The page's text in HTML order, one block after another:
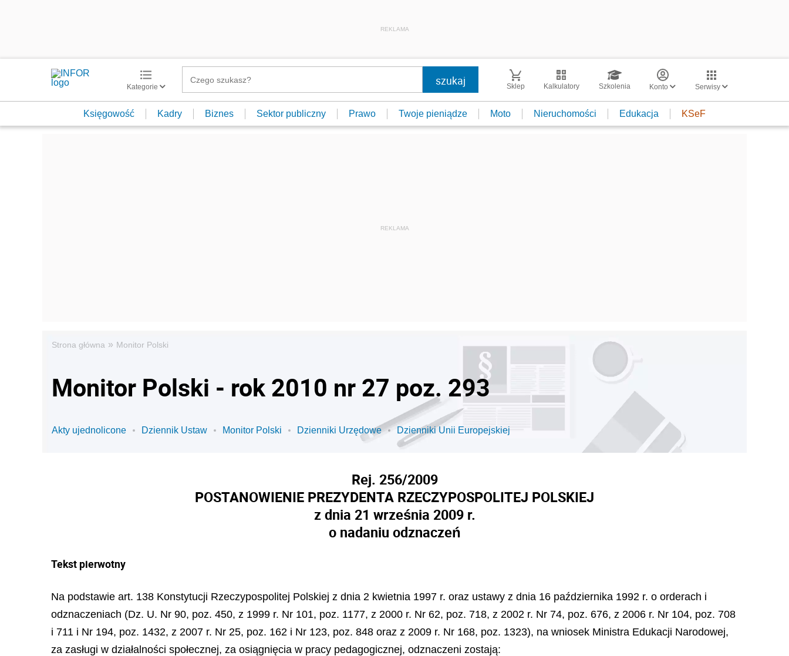
REKLAMA
Kategorie Sklep Kalkulatory Szkolenia Konto Serwisy
Księgowość Kadry Biznes Sektor publiczny Prawo Twoje pieniądze Moto Nieruchomości Edukacja KSeF
Strona główna » Monitor Polski
Monitor Polski - rok 2010 nr 27 poz. 293
Akty ujednolicone Dziennik Ustaw Monitor Polski Dzienniki Urzędowe Dzienniki Unii Europejskiej
Rej. 256/2009
POSTANOWIENIE PREZYDENTA RZECZYPOSPOLITEJ POLSKIEJ
z dnia 21 września 2009 r.
o nadaniu odznaczeń
Tekst pierwotny
Na podstawie art. 138 Konstytucji Rzeczypospolitej Polskiej z dnia 2 kwietnia 1997 r. oraz ustawy z dnia 16 października 1992 r. o orderach i
odznaczeniach (Dz. U. Nr 90, poz. 450, z 1999 r. Nr 101, poz. 1177, z 2000 r. Nr 62, poz. 718, z 2002 r. Nr 74, poz. 676, z 2006 r. Nr 104, poz. 708
i 711 i Nr 194, poz. 1432, z 2007 r. Nr 25, poz. 162 i Nr 123, poz. 848 oraz z 2009 r. Nr 168, poz. 1323), na wniosek Ministra Edukacji Narodowej,
za zasługi w działalności społecznej, za osiągnięcia w pracy pedagogicznej, odznaczeni zostają: